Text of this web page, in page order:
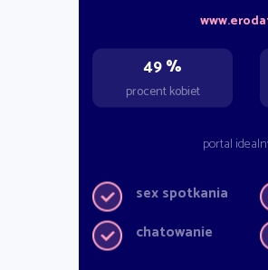
49 %
procent kobiet
portal
sex spotkania
chatowanie